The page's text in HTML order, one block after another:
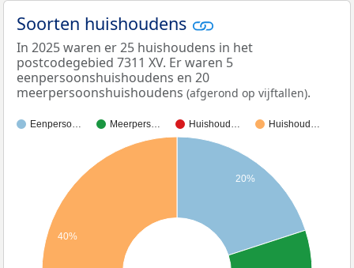
Soorten huishoudens
In 2025 waren er 25 huishoudens in het
postcodegebied 7311 XV. Er waren 5
eenpersoonshuishoudens en 20
meerpersoonshuishoudens (afgerond op vijftallen).
Eenperso… Meerpers… Huishoud… Huishoud…
20%
40%